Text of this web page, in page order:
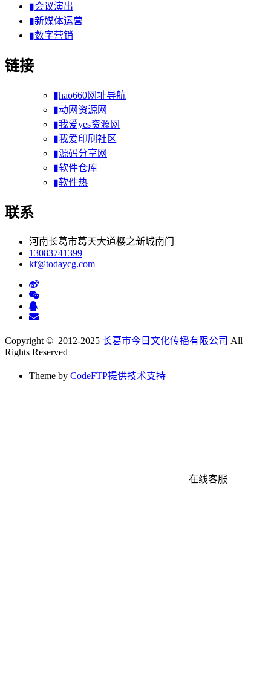
▮会议演出
▮新媒体运营
▮数字营销
链接
▮hao660网址导航
▮动网资源网
▮我爱yes资源网
▮我爱印刷社区
▮源码分享网
▮软件仓库
▮软件热
联系
河南长葛市葛天大道樱之新城南门
13083741399
kf@todaycg.com
Copyright © 2012-2025 长葛市今日文化传播有限公司 All
Rights Reserved
Theme by CodeFTP提供技术支持
在线客服